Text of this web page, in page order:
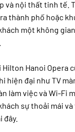
và nội thất tinh tế.
thành phố hoặc
một không
Hilton Hanoi Opera
hiện đại như TV
làm việc và Wi-Fi
sự thoải mái